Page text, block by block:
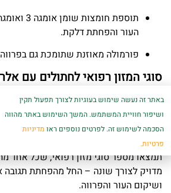
העור והפחתת דלקת.
פורמולה מאוזנת שתומכת גם
סוגי המזון רפואי לחתולים עם
כאשר מדובר בבעיות עור ואלרגיות, אין
החתולים. הסיבה לכך היא שמקור
הבריאותי הכללי משתנים מחתול לחתול.
תמצאו מספר סוגי מזון רפואי, שכל אחד
מדויק לצורך שונה – החל מהפחתת תגובה
ושיקום העור והפרווה.
באתר זה נעשה שימוש בעוגיות לצורך תפעול תקין
ושיפור חוויית המשתמש. המשך השימוש באתר מהווה
הסכמה לשימוש זה. לפרטים נוספים ראו מדיניות
פרטיות.